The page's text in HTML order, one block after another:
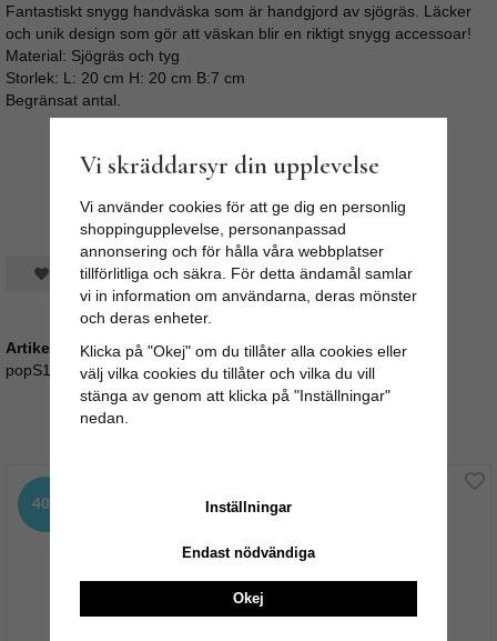
Fantastiskt snygg handväska som är handgjord av sjögräs. Läcker
och unik design som gör att väskan blir en riktigt snygg accessoar!
Material: Sjögräs och tyg
Storlek: L: 20 cm H: 20 cm B:7 cm
Begränsat antal.
Spara som favorit
Artikelnummer:
popS18_1502
Rekommenderade tillbehör till denna produkt
40% 40%
Vi skräddarsyr din upplevelse
Vi använder cookies för att ge dig en personlig
shoppingupplevelse, personanpassad
annonsering och för hålla våra webbplatser
tillförlitliga och säkra. För detta ändamål samlar
vi in information om användarna, deras mönster
och deras enheter.
Klicka på "Okej" om du tillåter alla cookies eller
välj vilka cookies du tillåter och vilka du vill
stänga av genom att klicka på "Inställningar"
nedan.
Inställningar
Endast nödvändiga
Okej